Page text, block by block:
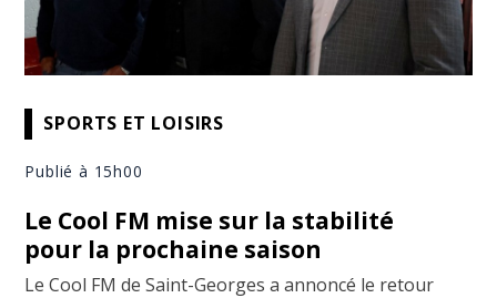
SPORTS ET LOISIRS
Publié à 15h00
Le Cool FM mise sur la stabilité
pour la prochaine saison
Le Cool FM de Saint-Georges a annoncé le retour